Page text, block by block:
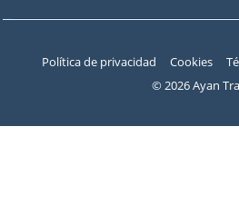
© 2026 Ayan
Política de privacidad Cookies